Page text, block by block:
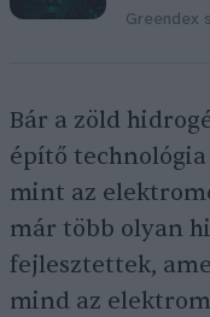
Greendex
Bár a zöld
építő
mint az
már több olyan
fejlesztettek,
mind az